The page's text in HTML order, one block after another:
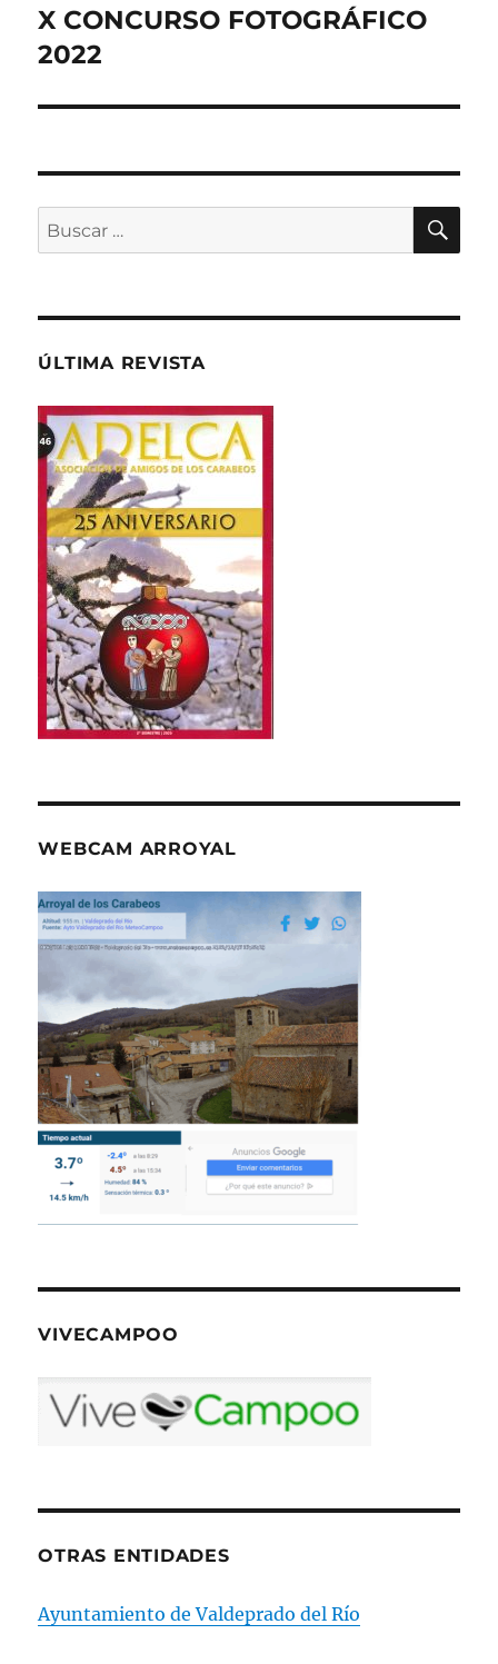
Entrada
siguiente:
X CONCURSO FOTOGRÁFICO
2022
Buscar
por:
ÚLTIMA REVISTA
WEBCAM ARROYAL
VIVECAMPOO
OTRAS ENTIDADES
Ayuntamiento de Valdeprado del Río